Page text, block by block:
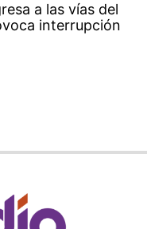
a las vías del
interrupción